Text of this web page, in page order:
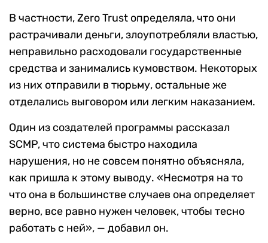
В частности, Zero Trust определяла, что они
растрачивали деньги, злоупотребляли властью,
неправильно расходовали государственные
средства и занимались кумовством. Некоторых
из них отправили в тюрьму, остальные же
отделались выговором или легким наказанием.
Один из создателей программы рассказал
SCMP, что система быстро находила
нарушения, но не совсем понятно объясняла,
как пришла к этому выводу. «Несмотря на то
что она в большинстве случаев она определяет
верно, все равно нужен человек, чтобы тесно
работать с ней», — добавил он.